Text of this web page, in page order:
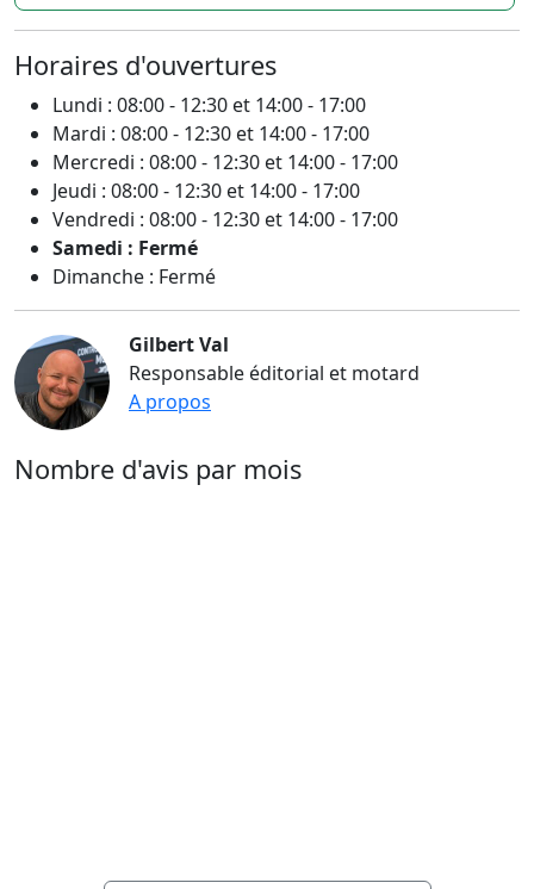
Horaires d'ouvertures
Lundi : 08:00 - 12:30 et 14:00 - 17:00
Mardi : 08:00 - 12:30 et 14:00 - 17:00
Mercredi : 08:00 - 12:30 et 14:00 - 17:00
Jeudi : 08:00 - 12:30 et 14:00 - 17:00
Vendredi : 08:00 - 12:30 et 14:00 - 17:00
Samedi : Fermé
Dimanche : Fermé
Gilbert Val
Responsable éditorial et motard
A propos
Nombre d'avis par mois